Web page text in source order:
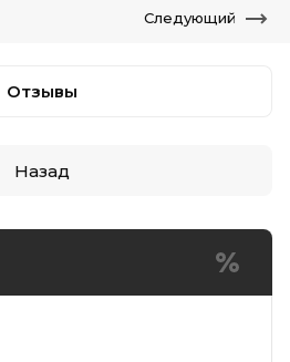
Следующий
Отзывы
Назад